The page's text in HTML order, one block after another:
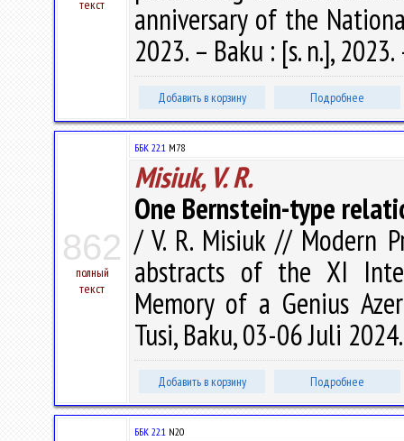
текст
anniversary of the
2023. – Baku : [s. n.],
Добавить в корзину Подробнее
862
полный
текст
ББК 22.1 M78
Misiuk, V. R.
One Bernstein-type
/ V. R. Misiuk // Modern
abstracts of the XI
Memory of a Genius
Tusi, Baku, 03-06 Juli
Добавить в корзину Подробнее
ББК 22.1 N20